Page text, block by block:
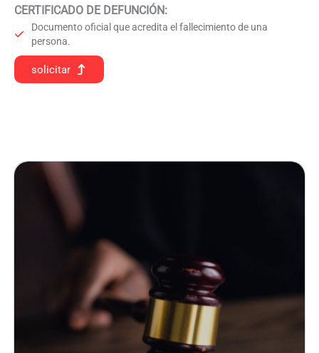
CERTIFICADO DE DEFUNCIÓN:
Documento oficial que acredita el fallecimiento de una
persona.
solicitar